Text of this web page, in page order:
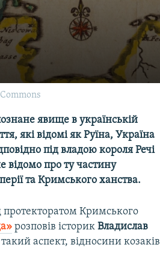
явище в українській
які відомі як Руїна, Україна
під владою короля Речі
відомо про ту частину
та Кримського ханства.
протекторатом Кримського
розповів історик Владислав
аспект, відносини козаків